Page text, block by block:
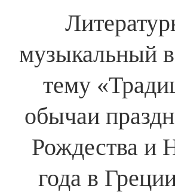
музыкальный
тему
обычаи
Рождества и
года в